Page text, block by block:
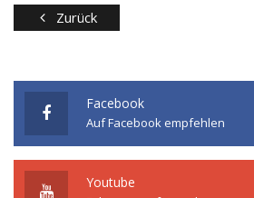
Zurück
Facebook
Auf Facebook empfehlen
Youtube